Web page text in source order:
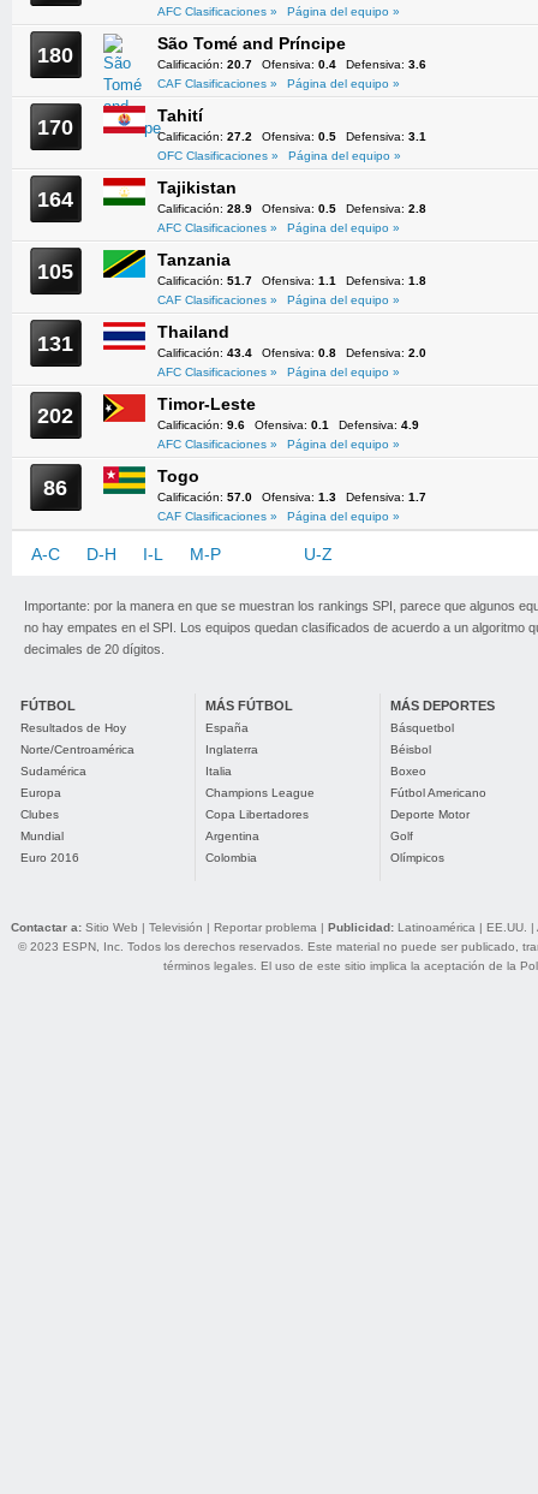
AFC Clasificaciones »
Página del equipo »
180 São Tomé and Príncipe
Calificación: 20.7 Ofensiva: 0.4 Defensiva: 3.6
CAF Clasificaciones »
Página del equipo »
170 Tahití
Calificación: 27.2 Ofensiva: 0.5 Defensiva: 3.1
OFC Clasificaciones »
Página del equipo »
164 Tajikistan
Calificación: 28.9 Ofensiva: 0.5 Defensiva: 2.8
AFC Clasificaciones »
Página del equipo »
105 Tanzania
Calificación: 51.7 Ofensiva: 1.1 Defensiva: 1.8
CAF Clasificaciones »
Página del equipo »
131 Thailand
Calificación: 43.4 Ofensiva: 0.8 Defensiva: 2.0
AFC Clasificaciones »
Página del equipo »
202 Timor-Leste
Calificación: 9.6 Ofensiva: 0.1 Defensiva: 4.9
AFC Clasificaciones »
Página del equipo »
86 Togo
Calificación: 57.0 Ofensiva: 1.3 Defensiva: 1.7
CAF Clasificaciones »
Página del equipo »
A-C D-H I-L M-P U-Z
Importante: por la manera en que se muestran los rankings SPI, parece que algunos
no hay empates en el SPI. Los equipos quedan clasificados de acuerdo a un algoritmo
decimales de 20 dígitos.
FÚTBOL
Resultados de Hoy
Norte/Centroamérica
Sudamérica
Europa
Clubes
Mundial
Euro 2016
MÁS FÚTBOL
España
Inglaterra
Italia
Champions League
Copa Libertadores
Argentina
Colombia
MÁS DEPORTES
Básquetbol
Béisbol
Boxeo
Fútbol Americano
Deporte Motor
Golf
Olímpicos
Contactar a: Sitio Web | Televisión | Reportar problema | Publicidad: Latinoamérica | EE.UU. |
© 2023 ESPN, Inc. Todos los derechos reservados. Este material no puede ser publicado,
términos legales. El uso de este sitio implica la aceptación de la